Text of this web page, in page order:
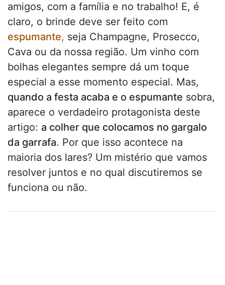
amigos, com a família e no trabalho! E, é
claro, o brinde deve ser feito com
espumante, seja Champagne, Prosecco,
Cava ou da nossa região. Um vinho com
bolhas elegantes sempre dá um toque
especial a esse momento especial. Mas,
quando a festa acaba e o espumante sobra,
aparece o verdadeiro protagonista deste
artigo: a colher que colocamos no gargalo
da garrafa. Por que isso acontece na
maioria dos lares? Um mistério que vamos
resolver juntos e no qual discutiremos se
funciona ou não.